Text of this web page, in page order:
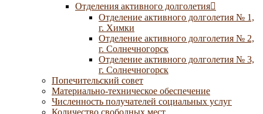
Отделения активного долголетия
Отделение активного долголетия № 1,
г. Химки
Отделение активного долголетия № 2,
г. Солнечногорск
Отделение активного долголетия № 3,
г. Солнечногорск
Попечительский совет
Материально-техническое обеспечение
Численность получателей социальных услуг
Количество свободных мест